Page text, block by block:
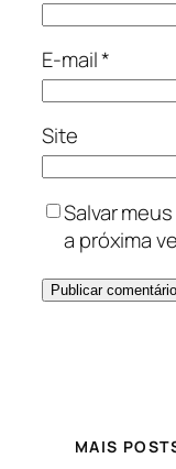
E-mail*
Site
Salvar
a próxima
MAIS